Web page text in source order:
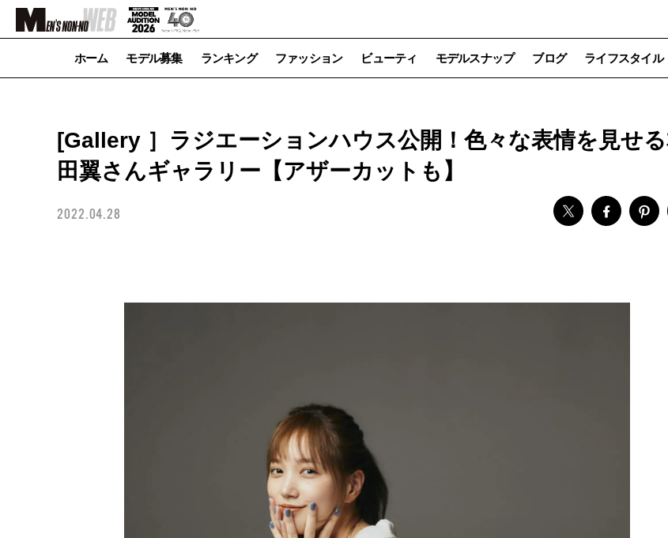
ホーム モデル募集 ランキング ファッション ビューティ モデルスナップ ブログ ライフスタイル
[Gallery ］ラジエーションハウス公開！色々な表情を見せ
田翼さんギャラリー【アザーカットも】
2022.04.28